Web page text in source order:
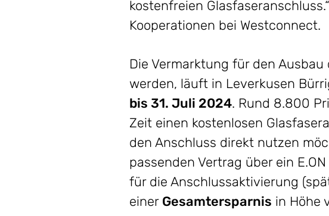
kostenfreien
Kooperationen bei Westconnect.
Die Vermarktung für den
werden, läuft in Leverkusen
bis 31. Juli 2024. Rund 8.800
Zeit einen kostenlosen
den Anschluss direkt nutzen
passenden Vertrag über ein
für die Anschlussaktivierung
einer Gesamtersparnis in Höhe